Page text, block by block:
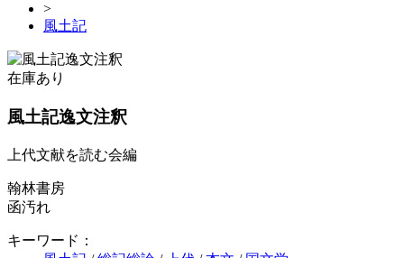
>
風土記
在庫あり
風土記逸文注釈
上代文献を読む会編
翰林書房
函汚れ
キーワード：